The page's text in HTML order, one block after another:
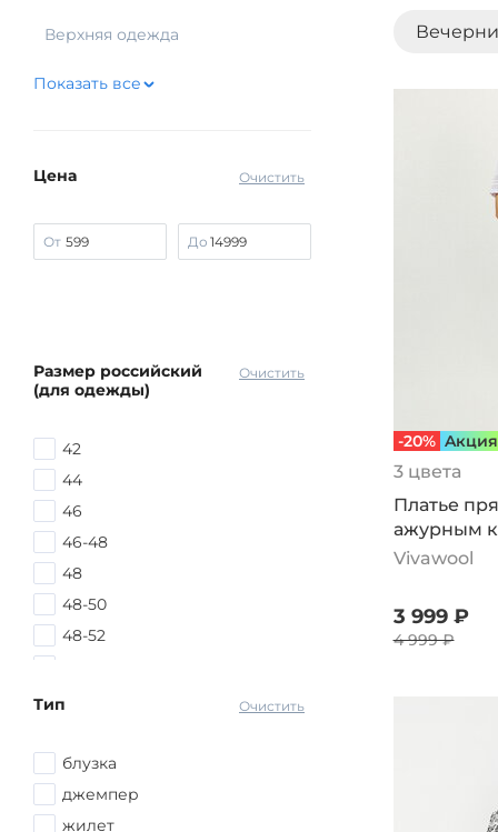
Верхняя одежда
Показать все
Очистить
Цена
От До
Очистить
Размер российский
(для одежды)
42
44
46
46-48
48
48-50
48-52
50-52
52-54
54
54-56
Очистить
Тип
блузка
джемпер
жилет
-20% Aкция
3 цвета
Платье
ажурным
Vivawool
3 999 ₽
4 999 ₽